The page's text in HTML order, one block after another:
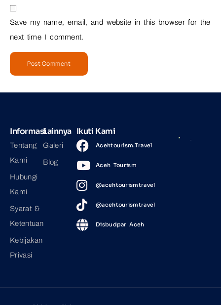
Save my name, email, and website in this browser for the
next time I comment.
Informasi
Tentang
Kami
Hubungi
Kami
Syarat &
Ketentuan
Kebijakan
Privasi
Lainnya
Galeri
Blog
Ikuti Kami
Acehtourism.Travel
Aceh Tourism
@acehtourismtravel
@acehtourismtravel
Disbudpar Aceh